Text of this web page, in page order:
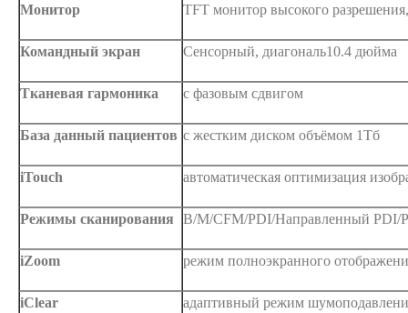
Монитор TFT монитор высокого
Командный экран Сенсорный, диагональ10.4 дюйма
Тканевая гармоника с фазовым сдвигом
База данный пациентов с жестким диском объёмом 1Тб
iTouch автоматическая оптимизация
Режимы сканирования B/M/CFM/PDI/Направленный PDI/
iZoom режим полноэкранного
iClear адаптивный режим